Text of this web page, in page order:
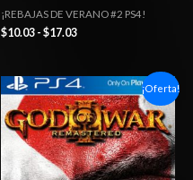
¡REBAJAS DE VERANO #2 PS4!
$10.03 - $17.03
¡Oferta!
Rango
de
precios:
desde
$6.03
hasta
$10.03